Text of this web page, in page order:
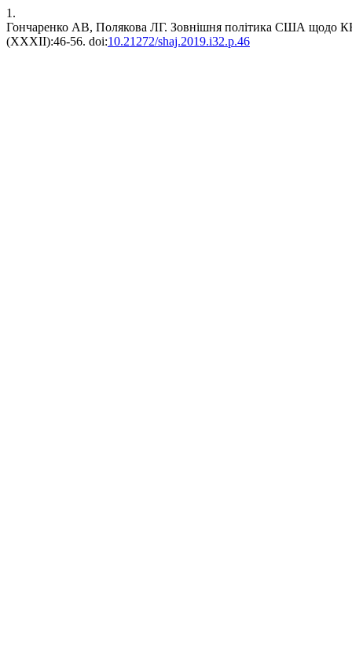
1.
Гончаренко АВ, Полякова ЛГ. Зовнішня політика США щодо
(XXXII):46-56. doi:10.21272/shaj.2019.i32.p.46